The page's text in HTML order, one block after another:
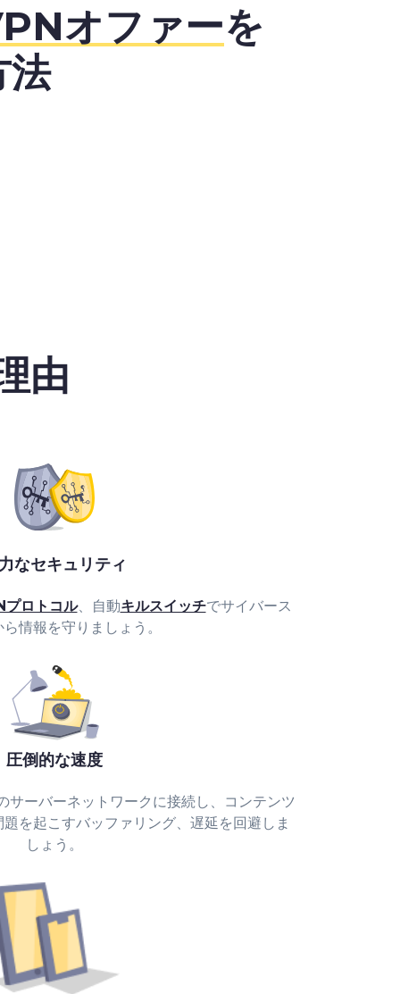
オファーを
法
由
なセキュリティ
プロトコル、自動キルスイッチでサイバース
ら情報を守りましょう。
圧倒的な速度
サーバーネットワークに接続し、コンテンツ
を起こすバッファリング、遅延を回避しま
しょう。